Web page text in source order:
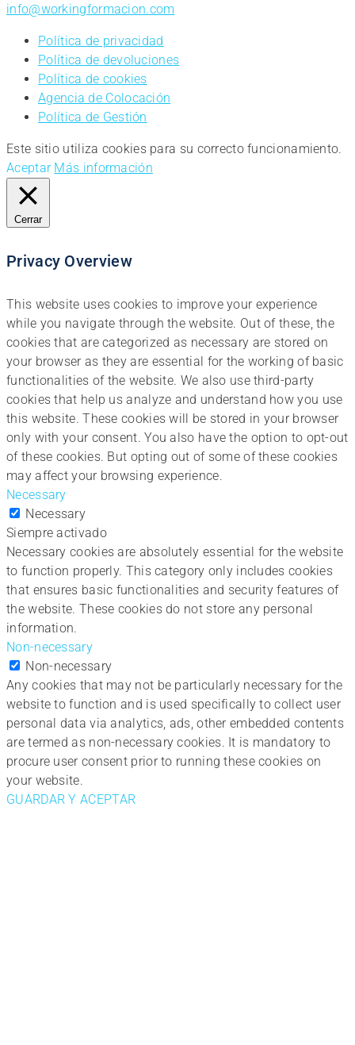
info@workingformacion.com
Política de privacidad
Política de devoluciones
Política de cookies
Agencia de Colocación
Política de Gestión
Este sitio utiliza cookies para su correcto funcionamiento.
Aceptar Más información
Cerrar
Privacy Overview
This website uses cookies to improve your experience
while you navigate through the website. Out of these, the
cookies that are categorized as necessary are stored on
your browser as they are essential for the working of basic
functionalities of the website. We also use third-party
cookies that help us analyze and understand how you use
this website. These cookies will be stored in your browser
only with your consent. You also have the option to opt-out
of these cookies. But opting out of some of these cookies
may affect your browsing experience.
Necessary
Necessary
Siempre activado
Necessary cookies are absolutely essential for the website
to function properly. This category only includes cookies
that ensures basic functionalities and security features of
the website. These cookies do not store any personal
information.
Non-necessary
Non-necessary
Any cookies that may not be particularly necessary for the
website to function and is used specifically to collect user
personal data via analytics, ads, other embedded contents
are termed as non-necessary cookies. It is mandatory to
procure user consent prior to running these cookies on
your website.
GUARDAR Y ACEPTAR